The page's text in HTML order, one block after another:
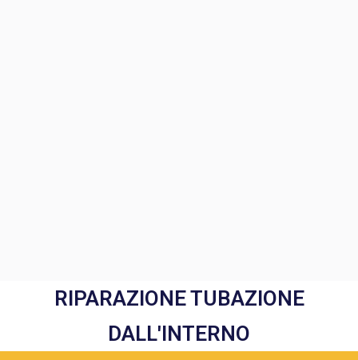
RIPARAZIONE TUBAZIONE
DALL'INTERNO